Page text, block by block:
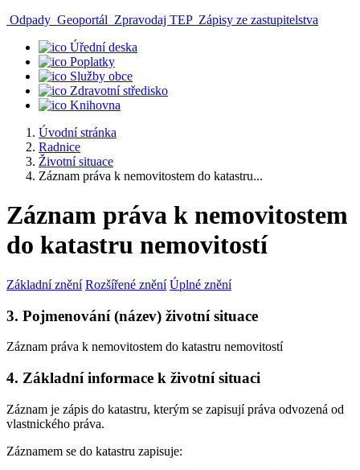
Odpady Geoportál Zpravodaj TEP Zápisy ze zastupitelstva
Úřední deska
Poplatky
Služby obce
Zdravotní středisko
Knihovna
Úvodní stránka
Radnice
Životní situace
Záznam práva k nemovitostem do katastru...
Záznam práva k nemovitostem
do katastru nemovitostí
Základní znění Rozšířené znění Úplné znění
3. Pojmenování (název) životní situace
Záznam práva k nemovitostem do katastru nemovitostí
4. Základní informace k životní situaci
Záznam je zápis do katastru, kterým se zapisují práva odvozená od
vlastnického práva.
Záznamem se do katastru zapisuje: